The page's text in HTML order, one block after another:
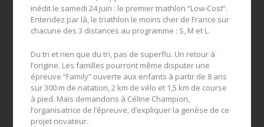
inédit le samedi 24 juin : le premier triathlon “Low-Cost”.
Entendez par là, le triathlon le moins cher de France sur
chacune des 3 distances au programme : S, M et L.
Du tri et rien que du tri, pas de superflu. Un retour à
l’origine. Les familles pourront même disputer une
épreuve “Family” ouverte aux enfants à partir de 8 ans
sur 300 m de natation, 2 km de vélo et 1,5 km de course
à pied. Mais demandons à Céline Champion,
l’organisatrice de l’épreuve, d’expliquer la genèse de ce
projet novateur.